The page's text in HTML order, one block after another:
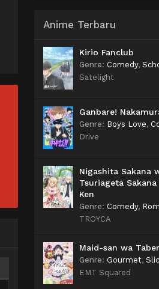
Anime Terbaru
Kirio Fanclub
Genre: Comedy,
Satelight
Ganbare!
Genre: Boys Love,
Drive
Nigashita Sakana
Tsuriageta
Ken
Genre: Comedy,
TROYCA
Maid-san wa
Genre: Gourmet,
EMT Squared